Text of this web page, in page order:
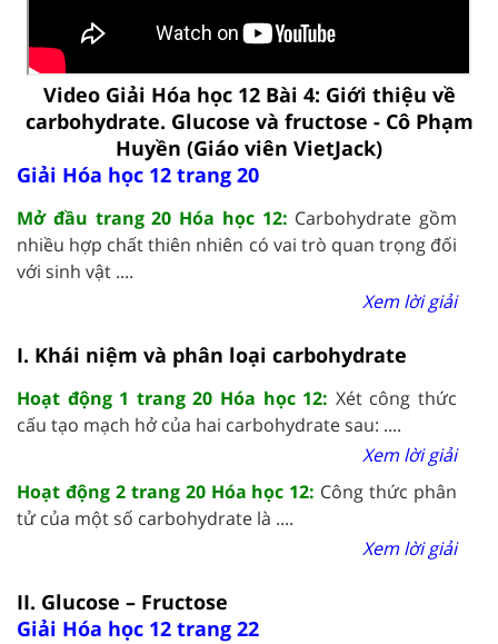
Video Giải Hóa học 12 Bài 4: Giới thiệu về
carbohydrate. Glucose và fructose - Cô Phạm
Huyền (Giáo viên VietJack)
Giải Hóa học 12 trang 20
Mở đầu trang 20 Hóa học 12: Carbohydrate gồm
nhiều hợp chất thiên nhiên có vai trò quan trọng đối
với sinh vật ....
Xem lời giải
I. Khái niệm và phân loại carbohydrate
Hoạt động 1 trang 20 Hóa học 12: Xét công thức
cấu tạo mạch hở của hai carbohydrate sau: ....
Xem lời giải
Hoạt động 2 trang 20 Hóa học 12: Công thức phân
tử của một số carbohydrate là ....
Xem lời giải
II. Glucose – Fructose
Giải Hóa học 12 trang 22